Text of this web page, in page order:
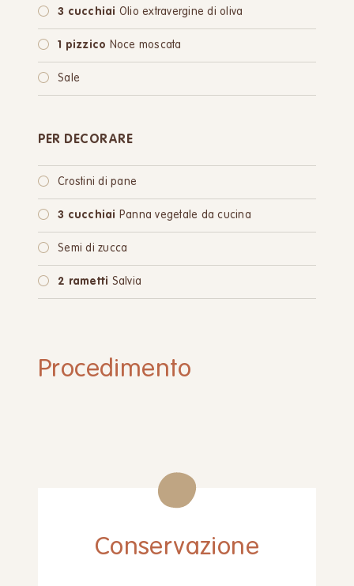
3 cucchiai Olio extravergine di oliva
1 pizzico Noce moscata
Sale
PER DECORARE
Crostini di pane
3 cucchiai Panna vegetale da cucina
Semi di zucca
2 rametti Salvia
Procedimento
Conservazione